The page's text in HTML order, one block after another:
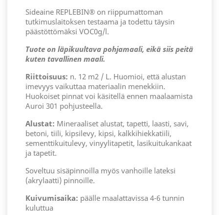
Sideaine REPLEBIN® on riippumattoman
tutkimuslaitoksen testaama ja todettu täysin
päästöttömäksi VOC0g/l.
Tuote on läpikuultava pohjamaali, eikä siis peitä
kuten tavallinen maali.
Riittoisuus: n. 12 m2 / L. Huomioi, että alustan
imevyys vaikuttaa materiaalin menekkiin.
Huokoiset pinnat voi käsitellä ennen maalaamista
Auroi 301 pohjusteella.
Alustat: Mineraaliset alustat, tapetti, laasti, savi,
betoni, tiili, kipsilevy, kipsi, kalkkihiekkatiili,
sementtikuitulevy, vinyylitapetit, lasikuitukankaat
ja tapetit.
Soveltuu sisäpinnoilla myös vanhoille lateksi
(akrylaatti) pinnoille.
Kuivumisaika: päälle maalattavissa 4-6 tunnin
kuluttua